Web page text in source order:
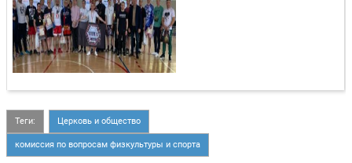
Теги: Церковь и общество
комиссия по вопросам физкультуры и спорта